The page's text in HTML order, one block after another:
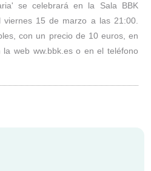
se celebrará en la Sala BBK
viernes 15 de marzo a las 21:00.
con un precio de 10 euros, en
la web ww.bbk.es o en el teléfono